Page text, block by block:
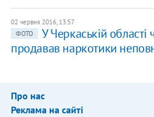
02 червня 2016, 13:57
ФОТО
У Черкаській
продавав наркотики
Про нас
Реклама на сайті